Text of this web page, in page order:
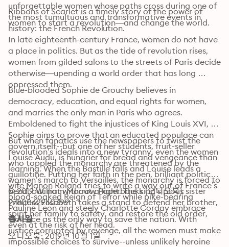
unforgettable women whose paths cross during one of
the most tumultuous and transformative events in
history: the French Revolution.
Ribbons of Scarlet is a timely story of the power of
women to start a revolution—and change the world.
In late eighteenth-century France, women do not have
a place in politics. But as the tide of revolution rises,
women from gilded salons to the streets of Paris decide
otherwise—upending a world order that has long
oppressed them.
Blue-blooded Sophie de Grouchy believes in
democracy, education, and equal rights for women,
and marries the only man in Paris who agrees.
Emboldened to fight the injustices of King Louis XVI,
Sophie aims to prove that an educated populace can
govern itself--but one of her students, fruit-seller
Louise Audu, is hungrier for bread and vengeance than
learning. When the Bastille falls and Louise leads a
women’s march to Versailles, the monarchy is forced to
bend, but not without a fight. The king’s pious sister
Princess Elisabeth takes a stand to defend her brother,
spirit her family to safety, and restore the old order,
even at the risk of her head.
But when fanatics use the newspapers to twist the
revolution’s ideals into a new tyranny, even the women
who toppled the monarchy are threatened by the
guillotine. Putting her faith in the pen, brilliant political
wife Manon Roland tries to write a way out of France’s
blood-soaked Reign of Terror while pike-bearing
Pauline Leon and steely Charlotte Corday embrace
violence as the only way to save the nation. With
justice corrupted by revenge, all the women must make
impossible choices to survive--unless unlikely heroine
© 2019 William Morrow Paperbacks (오디오북):
9780062960399
출시일
오디오북: 2019년 10월 1일